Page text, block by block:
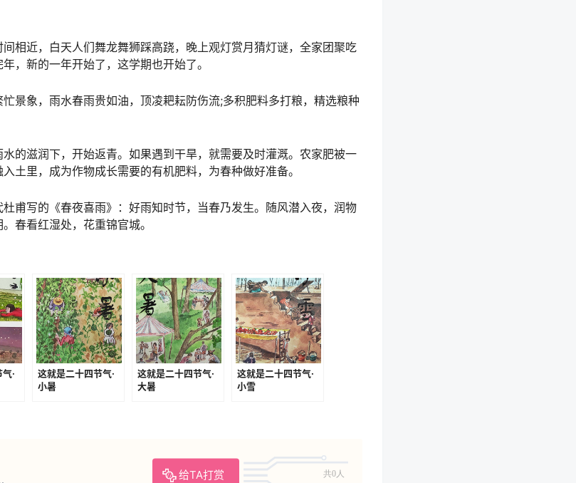
近，白天人们舞龙舞狮踩高跷，晚上观灯赏月猜灯谜，全家团聚吃
，新的一年开始了，这学期也开始了。
象，雨水春雨贵如油，顶凌耙耘防伤流;多积肥料多打粮，精选粮种
滋润下，开始返青。如果遇到干旱，就需要及时灌溉。农家肥被一
土里，成为作物成长需要的有机肥料，为春种做好准备。
写的《春夜喜雨》：好雨知时节，当春乃发生。随风潜入夜，润物
春看红湿处，花重锦官城。
·
这就是二十四节气·
小暑
这就是二十四节气·
大暑
这就是二十四节气·
小雪
给TA打赏 共0人